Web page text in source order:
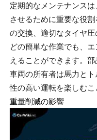
定期的なメンテナンス
させるために重要な役
の交換、適切なタイヤ
どの簡単な作業でも、
えることができます。
車両の所有者は馬力と
性の高い運転を楽しむこ
重量削減の影響